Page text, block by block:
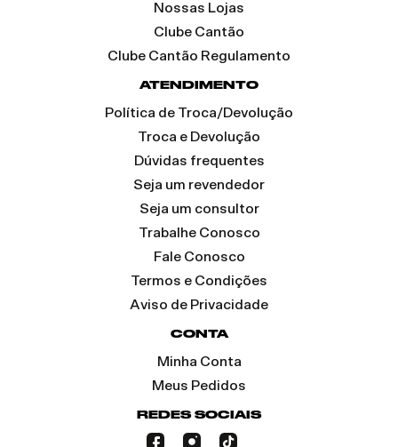
Nossas Lojas
Clube Cantão
Clube Cantão Regulamento
ATENDIMENTO
Política de Troca/Devolução
Troca e Devolução
Dúvidas frequentes
Seja um revendedor
Seja um consultor
Trabalhe Conosco
Fale Conosco
Termos e Condições
Aviso de Privacidade
CONTA
Minha Conta
Meus Pedidos
REDES SOCIAIS